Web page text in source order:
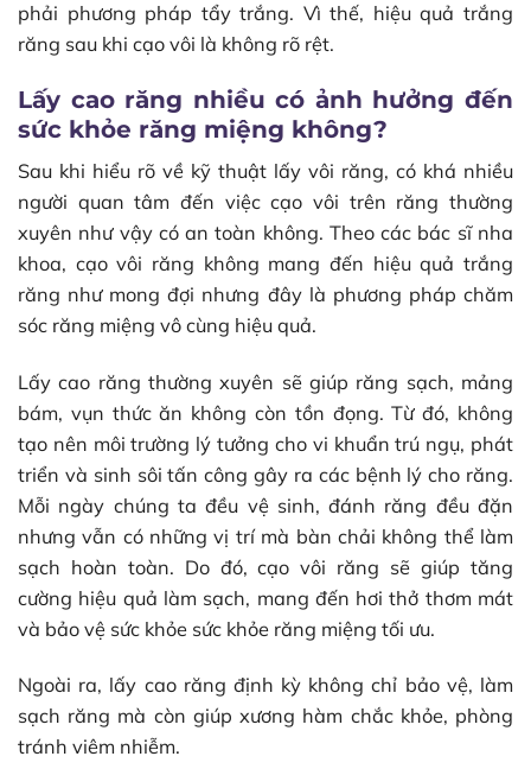
phải phương pháp tẩy trắng. Vì thế, hiệu quả trắng
răng sau khi cạo vôi là không rõ rệt.
Lấy cao răng nhiều có ảnh hưởng đến
sức khỏe răng miệng không?
Sau khi hiểu rõ về kỹ thuật lấy vôi răng, có khá nhiều
người quan tâm đến việc cạo vôi trên răng thường
xuyên như vậy có an toàn không. Theo các bác sĩ nha
khoa, cạo vôi răng không mang đến hiệu quả trắng
răng như mong đợi nhưng đây là phương pháp chăm
sóc răng miệng vô cùng hiệu quả.
Lấy cao răng thường xuyên sẽ giúp răng sạch, mảng
bám, vụn thức ăn không còn tồn đọng. Từ đó, không
tạo nên môi trường lý tưởng cho vi khuẩn trú ngụ, phát
triển và sinh sôi tấn công gây ra các bệnh lý cho răng.
Mỗi ngày chúng ta đều vệ sinh, đánh răng đều đặn
nhưng vẫn có những vị trí mà bàn chải không thể làm
sạch hoàn toàn. Do đó, cạo vôi răng sẽ giúp tăng
cường hiệu quả làm sạch, mang đến hơi thở thơm mát
và bảo vệ sức khỏe sức khỏe răng miệng tối ưu.
Ngoài ra, lấy cao răng định kỳ không chỉ bảo vệ, làm
sạch răng mà còn giúp xương hàm chắc khỏe, phòng
tránh viêm nhiễm.